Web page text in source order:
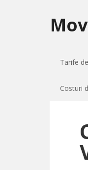
Tarife
Costuri